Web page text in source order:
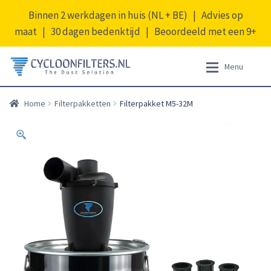
Binnen 2 werkdagen in huis (NL + BE) | Advies op
maat | 30 dagen bedenktijd | Beoordeeld met een 9+
Ga
door
navigatie
Ga
naar
inhoud
Menu
Producten
Afdichtringen
Afdichtstrips
Cycloonfilters
Filtercombinaties
Filterpakketten
Koppelstukken
Producten
Informatie
Mijn account
Home Filterpakketten Filterpakket M5-32M